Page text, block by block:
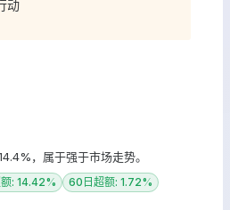
动
，属于强于市场走势。
: 14.42% 60日超额: 1.72%